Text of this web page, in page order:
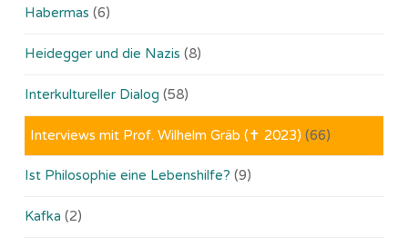
Habermas (6)
Heidegger und die Nazis (8)
Interkultureller Dialog (58)
Interviews mit Prof. Wilhelm Gräb (✝ 2023) (66)
Ist Philosophie eine Lebenshilfe? (9)
Kafka (2)